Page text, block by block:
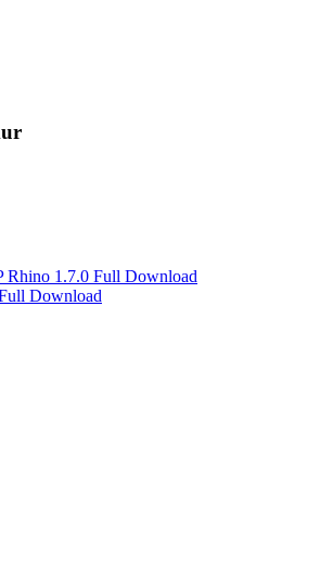
Rhino 1.7.0 Full Download
Download